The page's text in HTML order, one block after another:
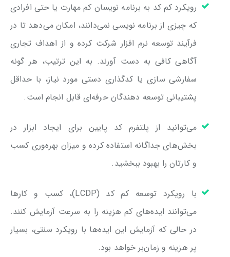
رویکرد کم کد به برنامه نویسان کم مهارت یا حتی افرادی
که چیزی از برنامه نویسی نمی‌دانند، امکان می‌دهد تا در
فرآیند توسعه نرم افزار شرکت کرده و از اهداف تجاری
آگاهی کافی به دست آورند. به این ترتیب، هر گونه
سفارشی سازی یا کدگذاری دستی مورد نیاز، با حداقل
پشتیبانی توسعه دهندگان حرفه‌ای قابل انجام است.
می‌توانید از پلتفرم کد پایین برای ایجاد ابزار در
بخش‌های جداگانه استفاده کرده و میزان بهره‌وری کسب
و کارتان را بهبود ببخشید.
با رویکرد توسعه کم کد (LCDP)، کسب و کارها
می‌توانند ایده‌های کم هزینه‌ را به سرعت آزمایش کنند.
در حالی که آزمایش این ایده‌ها با رویکرد سنتی، بسیار
پر هزینه و زمان‌بر خواهد بود.